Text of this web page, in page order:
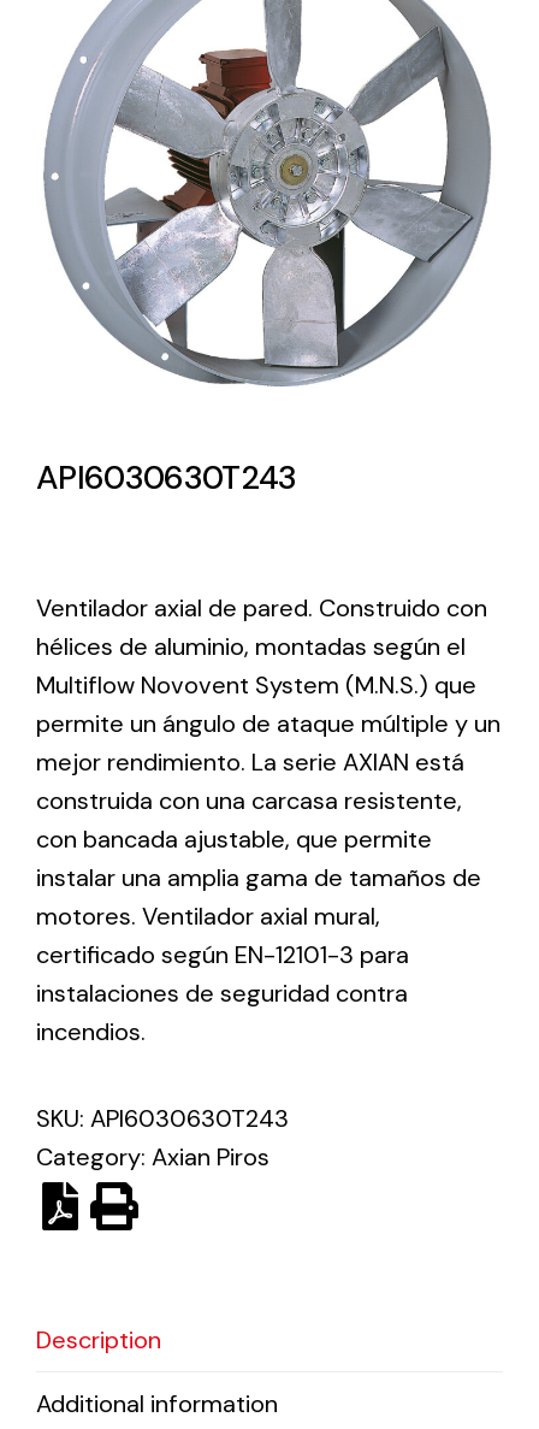
Lighting and Electrical
Equipment
Complete solutions in lighting and electrical
material for each project and need
Ventilación
Ventilation
The incorporation of Novovent into the group
meant a greater offer of ventilation products for
different uses
Iluminación Solar
Variedad de soluciones solares para todo tipo
de necesidades.
Solar lighting
Variety of solar solutions for all kinds of needs.
API6030630T243
Ventilador axial de pared. Construido con
hélices de aluminio, montadas según el
Multiflow Novovent System (M.N.S.) que
permite un ángulo de ataque múltiple y un
mejor rendimiento. La serie AXIAN está
construida con una carcasa resistente,
con bancada ajustable, que permite
instalar una amplia gama de tamaños de
motores. Ventilador axial mural,
certificado según EN-12101-3 para
instalaciones de seguridad contra
incendios.
SKU: API6030630T243
Category: Axian Piros
Description
Additional information